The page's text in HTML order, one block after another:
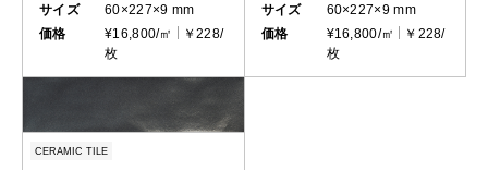
サイズ
60×227×9 mm
価格
¥16,800/㎡
￥228/
枚
サイズ
60×227×9 mm
価格
¥16,800/㎡
￥228/
枚
CERAMIC TILE